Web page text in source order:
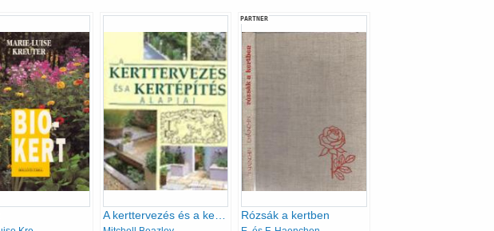
A kerttervezés és a kertépítés alapjai
PARTNER
Rózsák a kertben